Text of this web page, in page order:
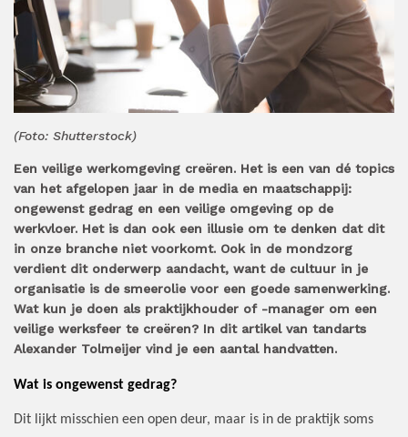
(Foto: Shutterstock)
Een veilige werkomgeving creëren. Het is een van dé topics
van het afgelopen jaar in de media en maatschappij:
ongewenst gedrag en een veilige omgeving op de
werkvloer. Het is dan ook een illusie om te denken dat dit
in onze branche niet voorkomt. Ook in de mondzorg
verdient dit onderwerp aandacht, want de cultuur in je
organisatie is de smeerolie voor een goede samenwerking.
Wat kun je doen als praktijkhouder of -manager om een
veilige werksfeer te creëren? In dit artikel van tandarts
Alexander Tolmeijer vind je een aantal handvatten.
Wat is ongewenst gedrag?
Dit lijkt misschien een open deur, maar is in de praktijk soms